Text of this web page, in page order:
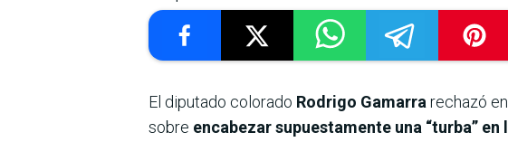
El diputado colorado Rodrigo Gamarrarechazó
sobre encabezar supuestamente una “turba”